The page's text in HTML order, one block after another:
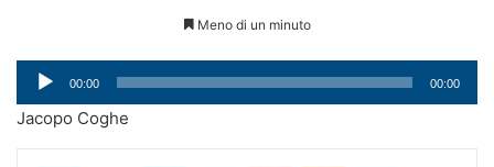
Meno di un minuto
Audio
Player
00:00 00:00
Jacopo Coghe